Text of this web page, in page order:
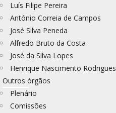
Luís Filipe Pereira
António Correia de Campos
José Silva Peneda
Alfredo Bruto da Costa
José da Silva Lopes
Henrique Nascimento Rodrigues
Outros órgãos
Plenário
Comissões